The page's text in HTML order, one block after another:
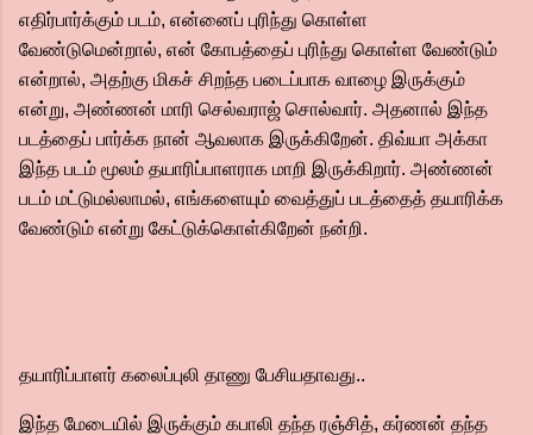
எதிர்பார்க்கும் படம், என்னைப் புரிந்து கொள்ள
வேண்டுமென்றால், என் கோபத்தைப் புரிந்து கொள்ள வேண்டும்
என்றால், அதற்கு மிகச் சிறந்த படைப்பாக வாழை இருக்கும்
என்று, அண்ணன் மாரி செல்வராஜ் சொல்வார். அதனால் இந்த
படத்தைப் பார்க்க நான் ஆவலாக இருக்கிறேன். திவ்யா அக்கா
இந்த படம் மூலம் தயாரிப்பாளராக மாறி இருக்கிறார். அண்ணன்
படம் மட்டுமல்லாமல், எங்களையும் வைத்துப் படத்தைத் தயாரிக்க
வேண்டும் என்று கேட்டுக்கொள்கிறேன் நன்றி.
தயாரிப்பாளர் கலைப்புலி தாணு பேசியதாவது..
இந்த மேடையில் இருக்கும் கபாலி தந்த ரஞ்சித், கர்ணன் தந்த